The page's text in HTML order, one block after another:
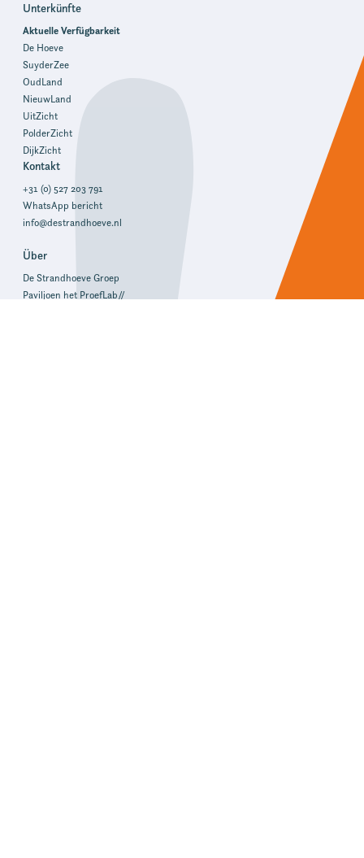
Unterkünfte
Aktuelle Verfügbarkeit
De Hoeve
SuyderZee
OudLand
NieuwLand
UitZicht
PolderZicht
DijkZicht
Kontakt
+31 (0) 527 203 791
WhatsApp bericht
info@destrandhoeve.nl
Über
De Strandhoeve Groep
Paviljoen het ProefLab//